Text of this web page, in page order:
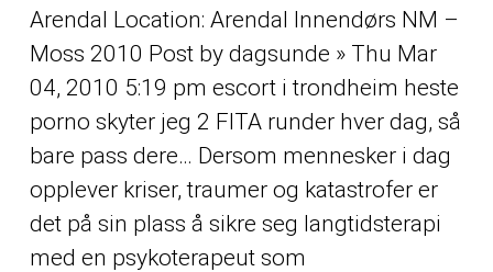
Arendal Location: Arendal Innendørs NM –
Moss 2010 Post by dagsunde » Thu Mar
04, 2010 5:19 pm escort i trondheim heste
porno skyter jeg 2 FITA runder hver dag, så
bare pass dere… Dersom mennesker i dag
opplever kriser, traumer og katastrofer er
det på sin plass å sikre seg langtidsterapi
med en psykoterapeut som